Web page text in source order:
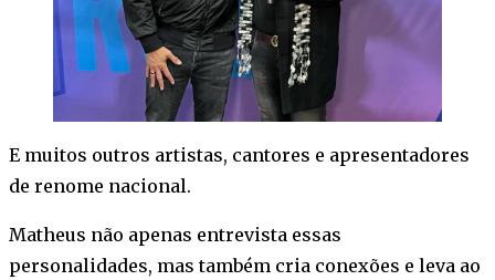
E muitos outros artistas, cantores e apresentadores
de renome nacional.
Matheus não apenas entrevista essas
personalidades, mas também cria conexões e leva ao